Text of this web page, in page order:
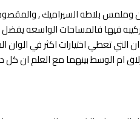
وملمس بلاطه السيراميك ,
فالمساحات الواسعه يفضل ان
تعطي اختيارات اكثر في الوان
ام الوسط بينهما مع العلم ان